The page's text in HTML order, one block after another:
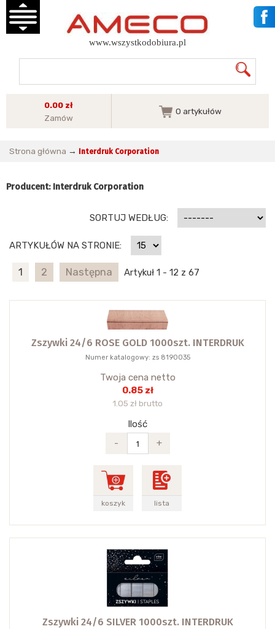
www.wszystkodobiura.pl
0.00 zł
Zamów
0 artykułów
Strona główna → Interdruk Corporation
Producent: Interdruk Corporation
SORTUJ WEDŁUG:
ARTYKUŁÓW NA STRONIE:
1 2 Następna Artykuł 1 - 12 z 67
Zszywki 24/6 ROSE GOLD 1000szt. INTERDRUK
Numer katalogowy: zs 8190035
Twoja cena netto
0.85 zł
1.05 zł brutto
Ilość
-
+
koszyk lista
Zszywki 24/6 SILVER 1000szt. INTERDRUK